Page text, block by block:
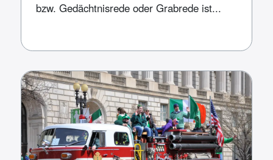
bzw. Gedächtnisrede oder Grabrede ist...